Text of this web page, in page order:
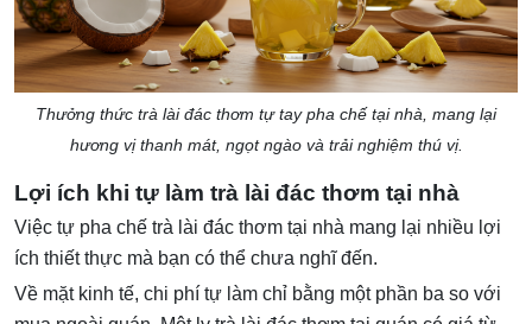
Thưởng thức trà lài đác thơm tự tay pha chế tại nhà, mang lại
hương vị thanh mát, ngọt ngào và trải nghiệm thú vị.
Lợi ích khi tự làm trà lài đác thơm tại nhà
Việc tự pha chế trà lài đác thơm tại nhà mang lại nhiều lợi
ích thiết thực mà bạn có thể chưa nghĩ đến.
Về mặt kinh tế, chi phí tự làm chỉ bằng một phần ba so với